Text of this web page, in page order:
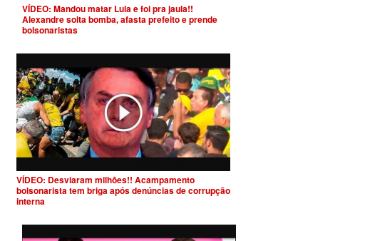
VÍDEO: Mandou matar Lula e foi pra jaula!!
Alexandre solta bomba, afasta prefeito e prende
bolsonaristas
VÍDEO: Desviaram milhões!! Acampamento
bolsonarista tem briga após denúncias de corrupção
interna